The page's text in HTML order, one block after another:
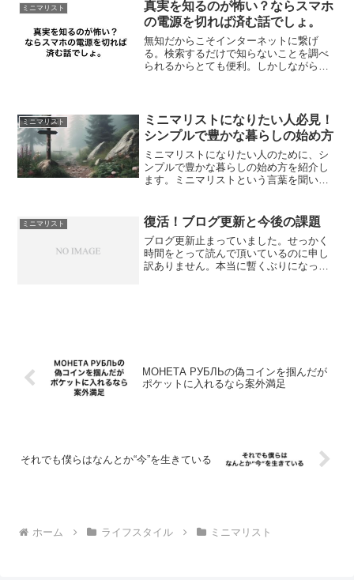
年の11月末で完全に海...
ミニマリスト
真実を知るのが怖い？ならスマホ
の電源を切れば済む話でしょ。
無知だからこそインターネットに繋げ
る。検索するだけで知らないことを調べ
られるからとても便利。しかしながら、
追求しても匿名性が強いって...
ミニマリスト
ミニマリストになりたい人必見！
シンプルで豊かな暮らしの始め方
ミニマリストになりたい人のために、シ
ンプルで豊かな暮らしの始め方を紹介し
ます。ミニマリストという言葉を聞いた
とです。ミニマリストになると、お金や
時間を節約できたり、心や部...
ミニマリスト 復活！ブログ更新と今後の課題
ブログ更新止まっていました。せっかく
時間をとって読んで頂いているのに申し
訳ありません。本当に暫くぶりになって
МОНЕТА РУБЛЬの偽コインを掴んだが
ポケットに入れるなら案外満足
それでも僕らはなんとか“今”を生きている
ホーム ライフスタイル ミニマリスト